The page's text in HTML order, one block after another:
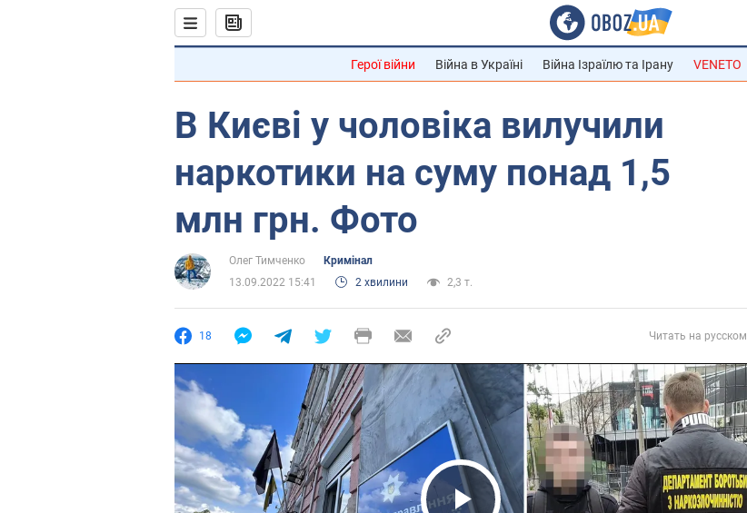
Герої війни Війна в Україні Війна Ізраїлю та Ірану VENETO
В Києві у чоловіка вилучили
наркотики на суму понад 1,5
млн грн. Фото
Олег Тимченко
Кримінал
13.09.2022 15:41
2 хвилини 2,3 т.
18 Читать на русском